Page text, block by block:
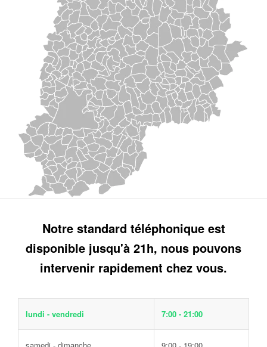
Notre standard téléphonique est
disponible jusqu'à 21h, nous pouvons
intervenir rapidement chez vous.
lundi - vendredi 7:00 - 21:00